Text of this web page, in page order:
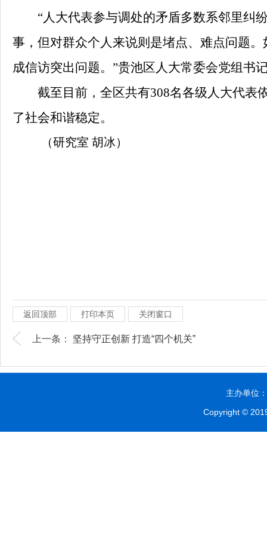
“人大代表参与调处的矛盾多数系邻里纠纷
事，但对群众个人来说则是堵点、难点问题
成信访突出问题。”贵池区人大常委会党组书
截至目前，全区共有308名各级人大代表
了社会和谐稳定。
（研究室 胡冰）
返回顶部 打印本页 关闭窗口
上一条： 坚持守正创新 打造“四个机关”
主办单位
Copyright ©